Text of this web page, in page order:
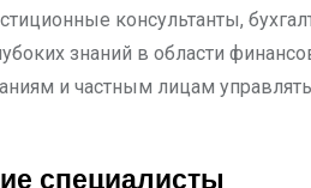
консультанты,
знаний в области
и частным лицам
специалисты